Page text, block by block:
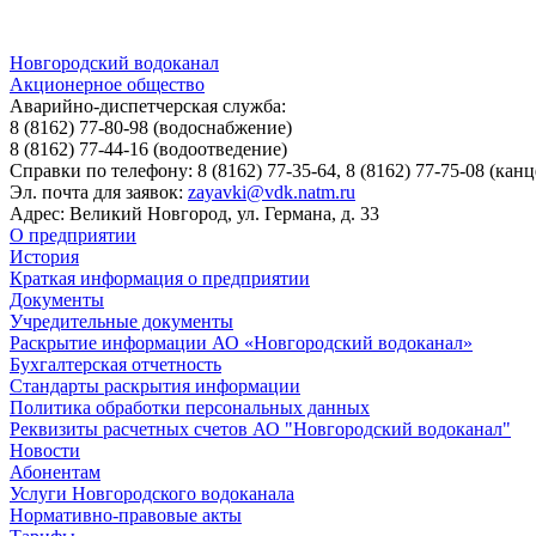
Новгородский водоканал
Акционерное общество
Аварийно-диспетчерская служба:
8 (8162) 77-80-98 (водоснабжение)
8 (8162) 77-44-16 (водоотведение)
Справки по телефону: 8 (8162) 77-35-64, 8 (8162) 77-75-08
Эл. почта для заявок: zayavki@vdk.natm.ru
Адрес: Великий Новгород, ул. Германа, д. 33
О предприятии
История
Краткая информация о предприятии
Документы
Учредительные документы
Раскрытие информации АО «Новгородский водоканал»
Бухгалтерская отчетность
Стандарты раскрытия информации
Политика обработки персональных данных
Реквизиты расчетных счетов АО "Новгородский водоканал"
Новости
Абонентам
Услуги Новгородского водоканала
Нормативно-правовые акты